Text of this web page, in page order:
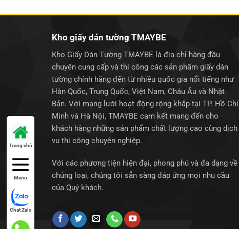
Kho giấy dán tường TMAYBE
Kho Giấy Dán Tường TMAYBE là địa chỉ hàng đầu
chuyên cung cấp và thi công các sản phẩm giấy dán
tường chính hãng đến từ nhiều quốc gia nổi tiếng như
Hàn Quốc, Trung Quốc, Việt Nam, Châu Âu và Nhật
Bản. Với mạng lưới hoạt động rộng khắp tại TP. Hồ Chí
Minh và Hà Nội, TMAYBE cam kết mang đến cho
khách hàng những sản phẩm chất lượng cao cùng dịch
vụ thi công chuyên nghiệp.
Với các phương tiện hiện đại, phong phú và đa dạng về
chủng loại, chúng tôi sẵn sàng đáp ứng mọi nhu cầu
của Quý khách.
Trang chủ
Menu
Chat Zalo